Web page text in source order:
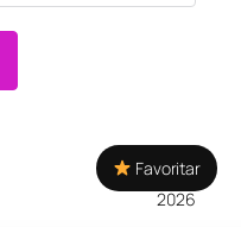
2026
Favoritar